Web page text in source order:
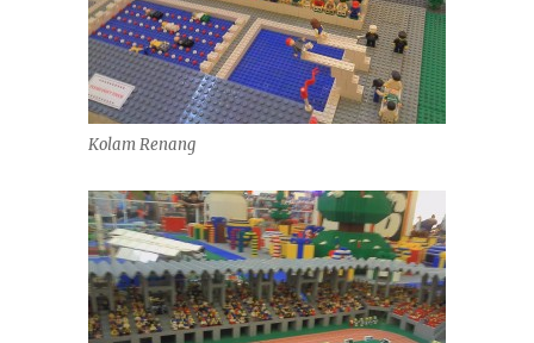
Kolam Renang